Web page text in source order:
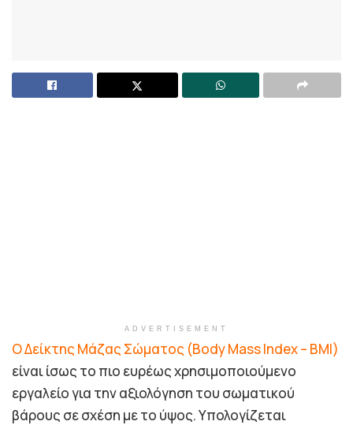
ADVERTISEMENT
Ο Δείκτης Μάζας Σώματος (Body Mass Index – BMI)
είναι ίσως το πιο ευρέως χρησιμοποιούμενο
εργαλείο για την αξιολόγηση του σωματικού
βάρους σε σχέση με το ύψος. Υπολογίζεται